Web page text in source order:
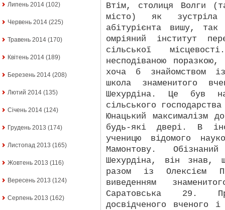
Липень 2014 (102)
Червень 2014 (225)
Травень 2014 (170)
Квітень 2014 (189)
Березень 2014 (208)
Лютий 2014 (135)
Січень 2014 (124)
Грудень 2013 (174)
Листопад 2013 (165)
Жовтень 2013 (116)
Вересень 2013 (124)
Серпень 2013 (162)
Втім, столиця Волги
місто) як зустріла
абітурієнта вишу,
омріяний інститут
сільської
несподіваною
хоча б знайомством
школа знаменитого
Шехурдіна. Це був
сільського
Юнацький максималізм
будь-які двері. В
ученицю відомого
Мамонтову.
Шехурдіна, він знав,
разом із Олексієм
виведенням
Саратовська 29.
досвідченого вченого і